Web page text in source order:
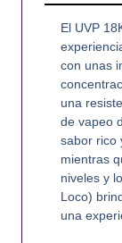
El UVP
con unas
una
de vapeo
sabor rico
mientras
niveles y
Loco)
una